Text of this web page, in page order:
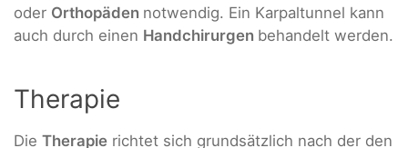
oder Orthopäden notwendig. Ein Karpaltunnel kann
auch durch einen Handchirurgen behandelt werden.
Therapie
Die Therapie richtet sich grundsätzlich nach der den